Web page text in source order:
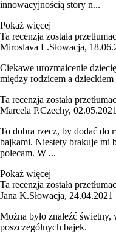
innowacyjnością story n...
Pokaż więcej
Ta recenzja została
Miroslava L.Słowacja,
Ciekawe urozmaicenie
między rodzicem a dzieckiem
Ta recenzja została
Marcela P.Czechy, 02.05.2021
To dobra rzecz, by dodać do
bajkami. Niestety brakuje mi
polecam. W ...
Pokaż więcej
Ta recenzja została
Jana K.Słowacja, 24.04.2021
Można było znaleźć świetny,
poszczególnych bajek.